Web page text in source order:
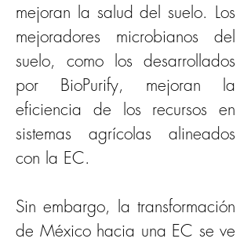
mejoran la salud del suelo. Los
mejoradores microbianos del
suelo, como los desarrollados
por BioPurify, mejoran la
eficiencia de los recursos en
sistemas agrícolas alineados
con la EC.
Sin embargo, la transformación
de México hacia una EC se ve